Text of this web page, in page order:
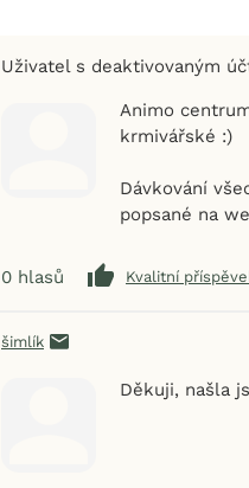
Uživatel s deaktivovaným
Animo
krmivářské :)
Dávkování
popsané na
0 hlasů Kvalitní
šimlík
Děkuji, našla